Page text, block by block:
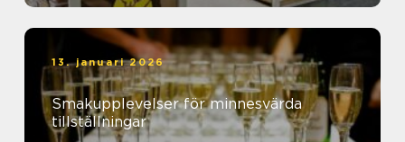
13. januari 2026
Smakupplevelser för minnesvärda
tillställningar